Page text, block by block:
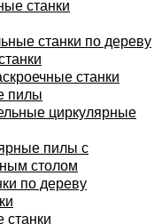
станки
станки по дереву
станки
пилы
циркулярные
пилы с
столом
по дереву
станки